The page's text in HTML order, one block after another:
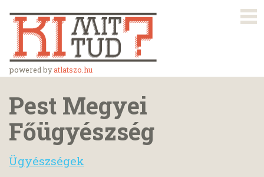
powered byatlatszo.hu
Pest Megyei
Főügyészség
Ügyészségek